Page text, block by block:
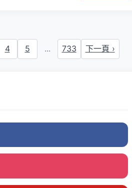
4 5 ... 733 下一頁 ›